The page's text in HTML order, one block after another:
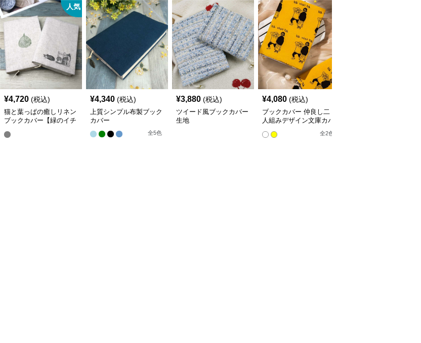
人気
¥4,720 (税込)
猫と葉っぱの癒しリネン
ブックカバー【緑のイチ
¥4,340 (税込)
上質シンプル布製ブック
カバー
全5色
¥3,880 (税込)
ツイード風ブックカバー
生地
¥4,080 (税込)
ブックカバー 仲良し二
人組みデザイン文庫カバ
全2色